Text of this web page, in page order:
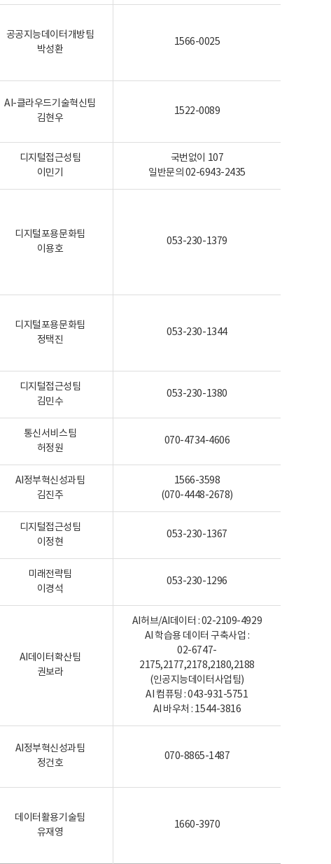
공공지능데이터개방팀
박성환
1566-0025
AI-클라우드기술혁신팀
김현우
1522-0089
디지털접근성팀
이민기
국번없이 107
일반문의 02-6943-2435
디지털포용문화팀
이용호
053-230-1379
디지털포용문화팀
정택진
053-230-1344
디지털접근성팀
김민수
053-230-1380
통신서비스팀
허정원
070-4734-4606
AI정부혁신성과팀
김진주
1566-3598
(070-4448-2678)
디지털접근성팀
이정현
053-230-1367
미래전략팀
이경석
053-230-1296
AI데이터확산팀
권보라
AI허브/AI데이터 : 02-2109-4929
AI 학습용 데이터 구축사업 :
02-6747-
2175,2177,2178,2180,2188
(인공지능데이터사업팀)
AI 컴퓨팅 : 043-931-5751
AI 바우처 : 1544-3816
AI정부혁신성과팀
정건호
070-8865-1487
데이터활용기술팀
유재영
1660-3970